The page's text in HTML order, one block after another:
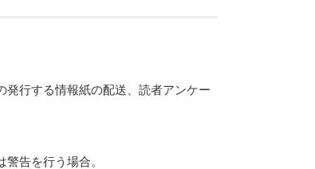
行する情報紙の配送、読者アンケー
告を行う場合。